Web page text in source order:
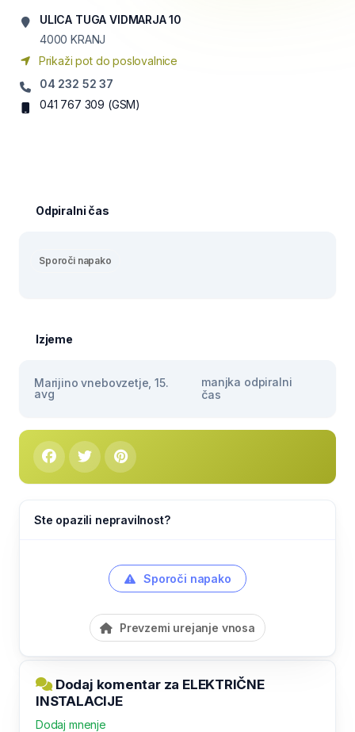
ULICA TUGA VIDMARJA 10
4000 KRANJ
Prikaži pot do poslovalnice
04 232 52 37
041 767 309 (GSM)
Odpiralni čas
Sporoči napako
Izjeme
Marijino vnebovzetje, 15.
avg
manjka odpiralni
čas
Ste opazili nepravilnost?
Sporoči napako
Prevzemi urejanje vnosa
Dodaj komentar za ELEKTRIČNE
INSTALACIJE
Dodaj mnenje